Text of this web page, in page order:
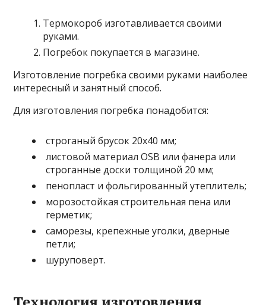
Термокороб изготавливается своими
руками.
Погребок покупается в магазине.
Изготовление погребка своими руками наиболее
интересный и занятный способ.
Для изготовления погребка понадобится:
строганый брусок 20х40 мм;
листовой материал OSB или фанера или
строганные доски толщиной 20 мм;
пенопласт и фольгированный утеплитель;
морозостойкая строительная пена или
герметик;
саморезы, крепежные уголки, дверные
петли;
шуруповерт.